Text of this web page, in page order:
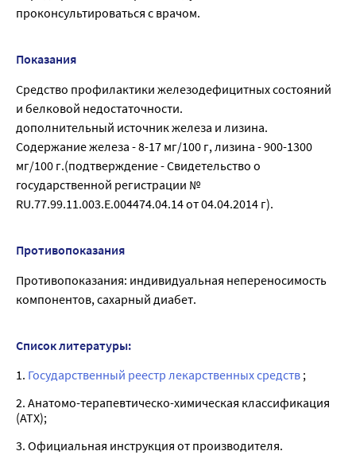
проконсультироваться с врачом.
Показания
Средство профилактики железодефицитных состояний
и белковой недостаточности.
дополнительный источник железа и лизина.
Содержание железа - 8-17 мг/100 г, лизина - 900-1300
мг/100 г.(подтверждение - Свидетельство о
государственной регистрации №
RU.77.99.11.003.Е.004474.04.14 от 04.04.2014 г).
Противопоказания
Противопоказания: индивидуальная непереносимость
компонентов, сахарный диабет.
Список литературы:
1. Государственный реестр лекарственных средств ;
2. Анатомо-терапевтическо-химическая классификация
(ATX);
3. Официальная инструкция от производителя.